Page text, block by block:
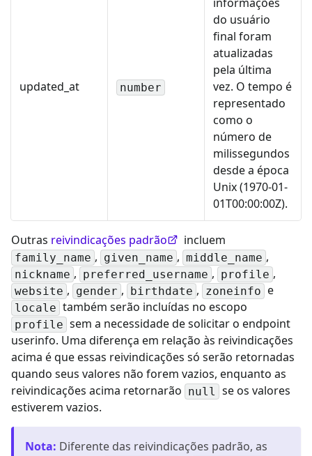
updated_at number
do usuário
final foram
atualizadas
pela última
vez. O tempo é
representado
como o
número de
milissegundos
desde a época
Unix (1970-01-
01T00:00:00Z).
Outras reivindicações padrão incluem
family_name , given_name , middle_name ,
nickname , preferred_username , profile ,
website , gender , birthdate , zoneinfo e
locale também serão incluídas no escopo
profile sem a necessidade de solicitar o endpoint
userinfo. Uma diferença em relação às reivindicações
acima é que essas reivindicações só serão retornadas
quando seus valores não forem vazios, enquanto as
reivindicações acima retornarão null
se os valores
estiverem vazios.
Nota: Diferente das reivindicações padrão, as